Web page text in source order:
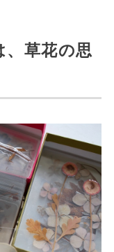
、草花の思